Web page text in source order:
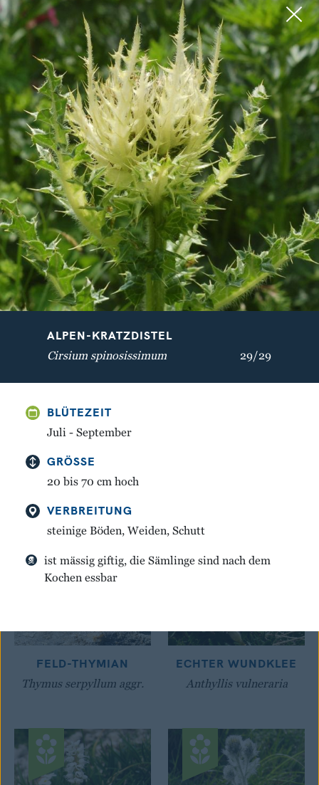
ALPEN-RISPENGRAS
Poa alpina
BERG-HAUSWURZ
Sempervivum montanum
ALPENHELM
Bartsia alpina
GEMEINE AKELEI
Aquilegia vulgaris
GELBER ENZIAN
Gentiana lutea
FELD-THYMIAN
Thymus serpyllum aggr.
ECHTER WUNDKLEE
Anthyllis vulneraria
ALPEN-KRATZDISTEL
Cirsium spinosissimum
BLÜTEZEIT
Juli - September
GRÖSSE
20 bis 70 cm hoch
VERBREITUNG
steinige Böden, Weiden, Schutt
ist mässig giftig, die Sämlinge sind nach dem
Kochen essbar
29/29